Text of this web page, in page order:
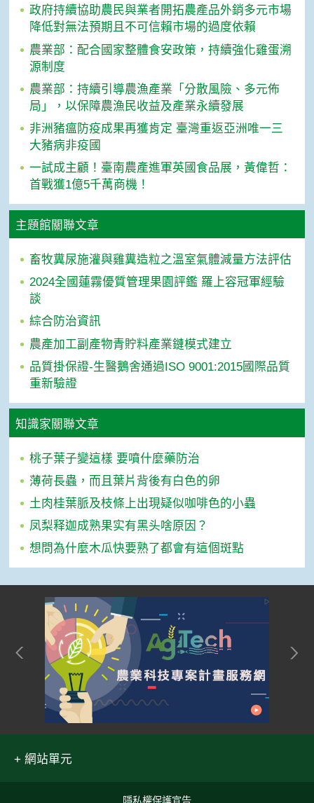
政府持續協助農民與業者開拓農產品外銷多元市場
降低對無法預期且不可信賴市場的過度依賴
農業部：配合國家整體食安政策，持續強化雞蛋溯
源制度
農業部：持續引導農漁產業「分散風險、多元佈
局」，以保障農漁民收益及產業永續發展
非洲豬瘟防疫成果再獲肯定 臺灣重返亞洲唯一三
大豬病非疫國
一試成主顧！臺南農產進軍英國食品展，黃偉哲：
首戰獲1億5千萬商機！
主題館關聯文章
畜牧糞尿施灌與雞糞造粒之溫室氣體減量方法評估
2024全國蓮霧優質管理果園評鑑 羅上容冠軍經驗
談
綜合防治資訊
農產加工副產物青貯料產業鏈模式建立
品質掛保證-生醫鵝舍通過ISO 9001:2015國際品質
重新驗證
知識家關聯文章
桃子葉子變這樣 要噴什麼藥防治
薄荷長蟲，而且葉片背後有白色的卵
土肉桂葉脈及枝條上出現疑似咖啡色的小蟲
凤梨释迦成熟果实有黑头啥原因？
想問為什麼木瓜快要熟了都會有這個斑點
網站單元
隱私權保護宣告